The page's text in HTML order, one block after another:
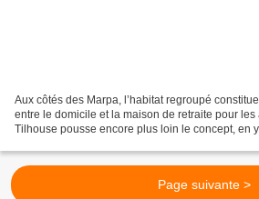
Aux côtés des Marpa, l’habitat regroupé
entre le domicile et la maison de retraite pour
Tilhouse pousse encore plus loin le concept, en
Page suivante >